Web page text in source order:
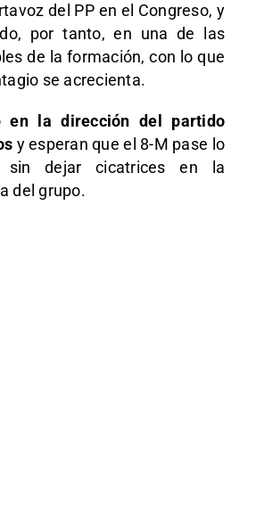
del PP en el Congreso, y
por tanto, en una de las
de la formación, con lo que
se acrecienta.
en la dirección del partido
y esperan que el 8-M pase lo
sin dejar cicatrices en la
del grupo.